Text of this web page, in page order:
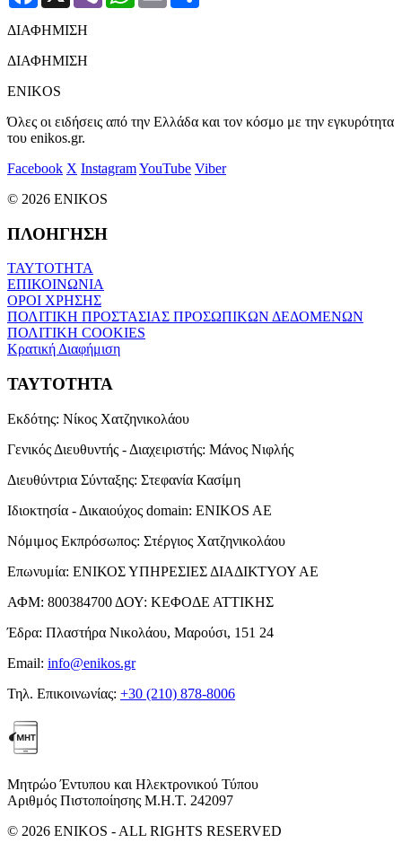
ΔΙΑΦΗΜΙΣΗ
ΔΙΑΦΗΜΙΣΗ
ENIKOS
Όλες οι ειδήσεις από την Ελλάδα και τον κόσμο με την εγκυρότητα
του enikos.gr.
Facebook X InstagramYouTube Viber
© 2026 ENIKOS
ΠΛΟΗΓΗΣΗ
ΤΑΥΤΟΤΗΤΑ
ΕΠΙΚΟΙΝΩΝΙΑ
ΟΡΟΙ ΧΡΗΣΗΣ
ΠΟΛΙΤΙΚΗ ΠΡΟΣΤΑΣΙΑΣ ΠΡΟΣΩΠΙΚΩΝ ΔΕΔΟΜΕΝΩΝ
ΠΟΛΙΤΙΚΗ COOKIES
Κρατική Διαφήμιση
ΤΑΥΤΟΤΗΤΑ
Εκδότης: Νίκος Χατζηνικολάου
Γενικός Διευθυντής - Διαχειριστής: Μάνος Νιφλής
Διευθύντρια Σύνταξης: Στεφανία Κασίμη
Ιδιοκτησία - Δικαιούχος domain: ENIKOS AE
Νόμιμος Εκπρόσωπος: Στέργιος Χατζηνικολάου
Επωνυμία: ΕΝΙΚΟΣ ΥΠΗΡΕΣΙΕΣ ΔΙΑΔΙΚΤΥΟΥ ΑΕ
ΑΦΜ: 800384700 ΔΟΥ: ΚΕΦΟΔΕ ΑΤΤΙΚΗΣ
Έδρα: Πλαστήρα Νικολάου, Μαρούσι, 151 24
Email: info@enikos.gr
Τηλ. Επικοινωνίας: +30 (210) 878-8006
Μητρώο Έντυπου και Ηλεκτρονικού Τύπου
Αριθμός Πιστοποίησης Μ.Η.Τ. 242097
© 2026 ENIKOS - ALL RIGHTS RESERVED